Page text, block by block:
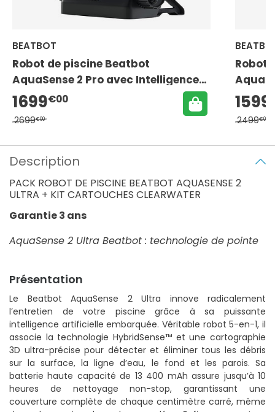
BEATBOT
Robot de piscine Beatbot
AquaSense 2 Pro avec Intelligence
Artificielle
1699€00
2699€00
Robot
1599
2499€00
Description
PACK ROBOT DE PISCINE BEATBOT AQUASENSE 2
ULTRA + KIT CARTOUCHES CLEARWATER
Garantie 3 ans
AquaSense 2 Ultra Beatbot : technologie de pointe
Présentation
Le Beatbot AquaSense 2 Ultra innove radicalement
l’entretien de votre piscine grâce à sa puissante
intelligence artificielle embarquée. Véritable robot 5-en-1, il
associe la technologie HybridSense™ et une cartographie
3D ultra-précise pour détecter et éliminer tous les débris
sur la surface, la ligne d’eau, le fond et les parois. Sa
batterie haute capacité de 13 400 mAh assure jusqu’à 10
heures de nettoyage non-stop, garantissant une
couverture complète de chaque centimètre carré, même